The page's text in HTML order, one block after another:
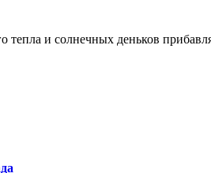
и солнечных деньков